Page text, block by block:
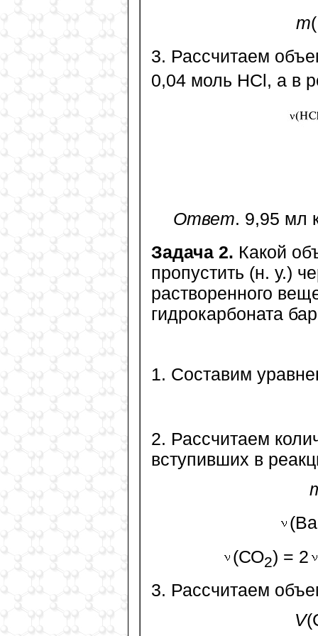
m
3. Рассчитаем
0,04 моль HCl, а в
Ответ. 9,95 мл
Задача 2. Какой
пропустить (н. у.)
растворенного
гидрокарбоната
1. Составим
2. Рассчитаем
вступивших в
(СО2) = 2
3. Рассчитаем
V